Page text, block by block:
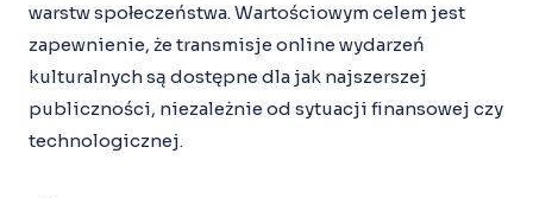
warstw społeczeństwa. Wartościowym celem jest
zapewnienie, że transmisje online wydarzeń
kulturalnych są dostępne dla jak najszerszej
publiczności, niezależnie od sytuacji finansowej czy
technologicznej.